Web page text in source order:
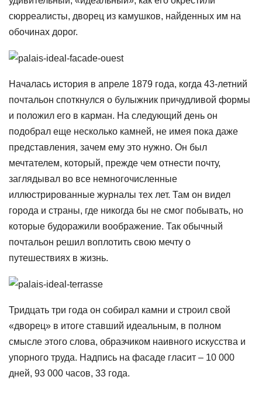
сюрреалисты, дворец из камушков, найденных им на
обочинах дорог.
Началась история в апреле 1879 года, когда 43-летний
почтальон споткнулся о булыжник причудливой формы
и положил его в карман. На следующий день он
подобрал еще несколько камней, не имея пока даже
представления, зачем ему это нужно. Он был
мечтателем, который, прежде чем отнести почту,
заглядывал во все немногочисленные
иллюстрированные журналы тех лет. Там он видел
города и страны, где никогда бы не смог побывать, но
которые будоражили воображение. Так обычный
почтальон решил воплотить свою мечту о
путешествиях в жизнь.
Тридцать три года он собирал камни и строил свой
«дворец» в итоге ставший идеальным, в полном
смысле этого слова, образчиком наивного искусства и
упорного труда. Надпись на фасаде гласит – 10 000
дней, 93 000 часов, 33 года.